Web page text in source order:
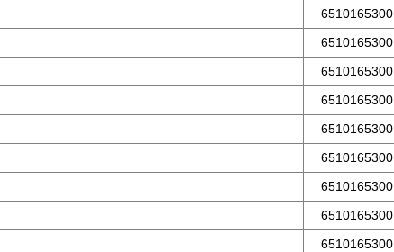
6510165300
6510165300
6510165300
6510165300
6510165300
6510165300
6510165300
6510165300
6510165300